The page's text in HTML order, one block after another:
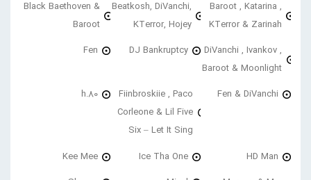
Baroot , Katarina ,
KTerror & Zarinah
Beatkosh, DiVanchi,
KTerror, Hojey
Black Baethoven &
Baroot
DiVanchi , Ivankov ,
Baroot & Moonlight
DJ Bankruptcy
Fen
Fen & DiVanchi
Fiinbroskiie , Paco
Corleone & Lil Five
Six – Let It Sing
h.80
HD Man
Ice Tha One
Kee Mee